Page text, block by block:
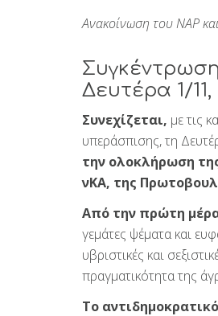
Ανακοίνωση του ΝΑΡ
Δευτέρα 1/
Συνεχίζεται, με τις
υπεράσπισης, τη
την ολοκλήρωση
νΚΑ, της
Από την πρώτη
γεμάτες ψέματα και
υβριστικές και
πραγματικότητα της
Το